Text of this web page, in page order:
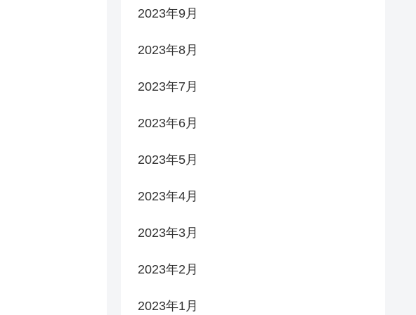
2023年9月
2023年8月
2023年7月
2023年6月
2023年5月
2023年4月
2023年3月
2023年2月
2023年1月